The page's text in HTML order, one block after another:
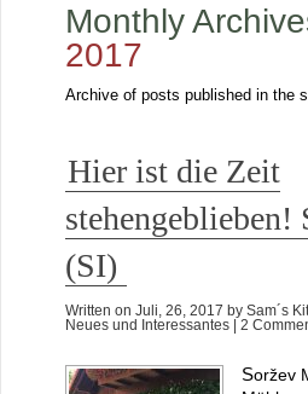
Monthly
2017
Archive of posts published in the
Hier ist die Zeit
(SI)
Written on Juli, 26, 2017 by Sam´s
Neues und Interessantes
| 2
Soržev Mlin – eine kleine alte